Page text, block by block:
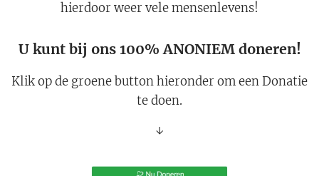
hierdoor weer vele mensenlevens!
U kunt bij ons 100% ANONIEM doneren!
Klik op de groene button hieronder om een Donatie
te doen.
↓